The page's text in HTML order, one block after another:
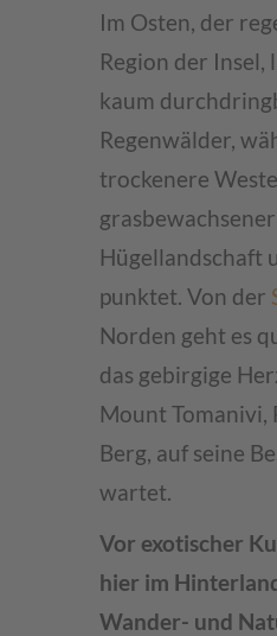
Im Osten, der
Region der Insel,
kaum
Regenwälder,
trockenere
grasbewachsener
Hügellandschaft
punktet. Von der
Norden geht es
das gebirgige
Mount Tomanivi,
Berg, auf seine
wartet.
Vor exotischer
hier im
Wander- und